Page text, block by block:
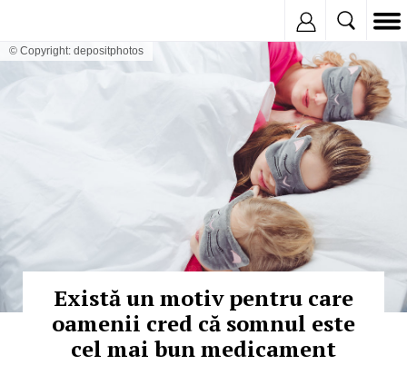
© Copyright: depositphotos
Există un motiv pentru care
oamenii cred că somnul este
cel mai bun medicament